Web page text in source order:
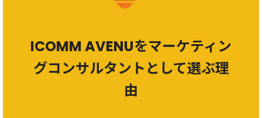
ICOMM AVENUをマーケティン
グコンサルタントとして選ぶ理
由